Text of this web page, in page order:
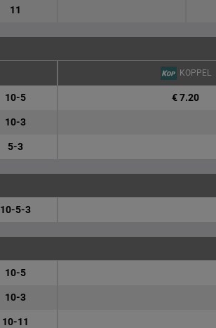
11
KOPPEL
10-5 € 7.20
10-3
5-3
10-5-3
10-5
10-3
10-11